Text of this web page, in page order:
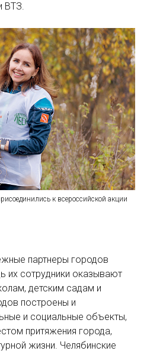
ВТЗ.
к всероссийской акции
партнеры городов
их сотрудники оказывают
детским садам и
построены и
и социальные объекты,
притяжения города,
жизни. Челябинские